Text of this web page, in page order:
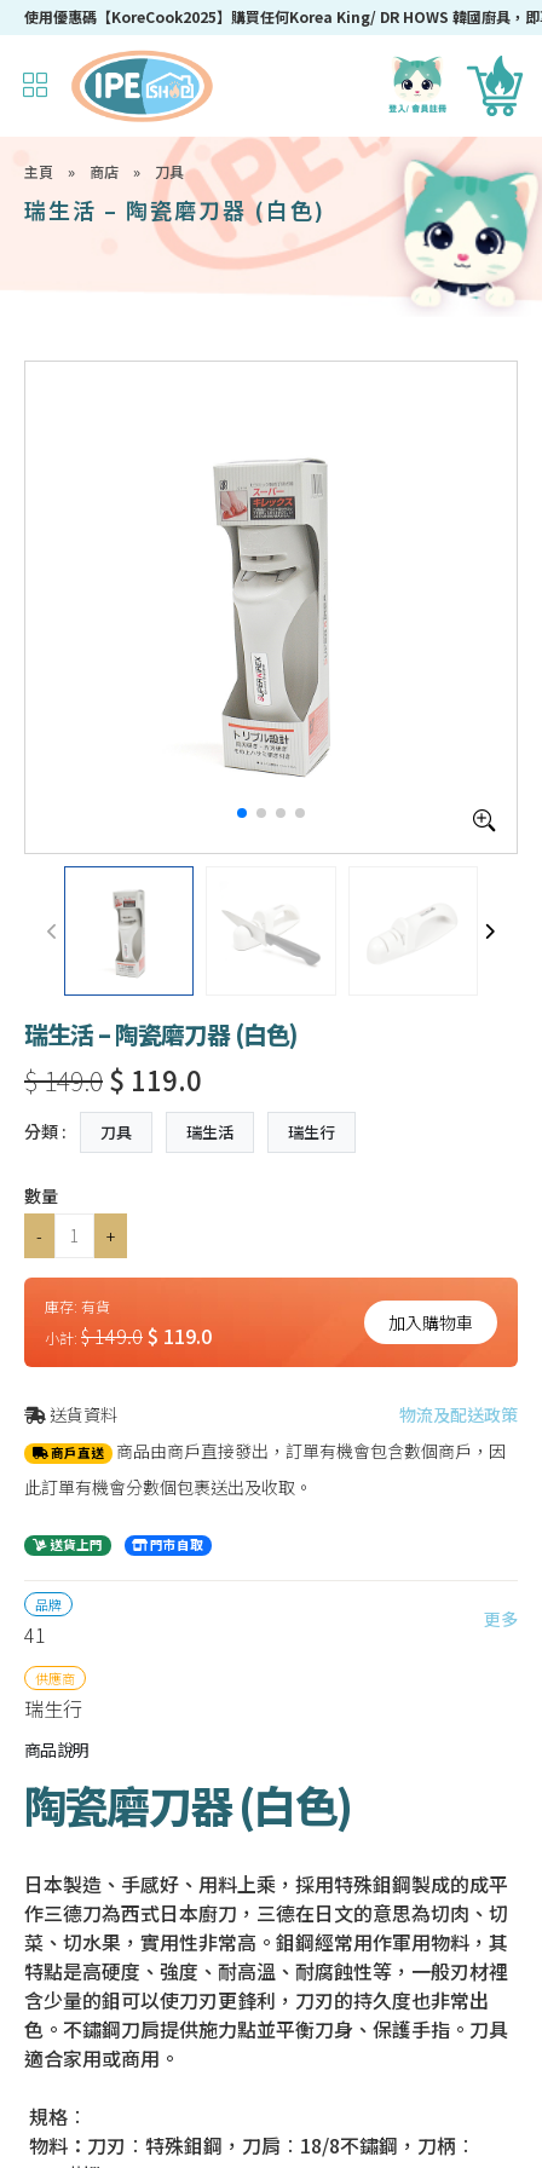
使用優惠碼【KoreCook2025】購買任何Korea King/ DR HOWS 韓國廚具，
主頁 » 商店 » 刀具
瑞生活 – 陶瓷磨刀器 (白色)
瑞生活 – 陶瓷磨刀器 (白色)
$ 149.0$ 119.0
分類 : 刀具 瑞生活 瑞生行
數量
-
+
庫存: 有貨
小計: $ 149.0$ 119.0 加入購物車
送貨資料 物流及配送政策
商戶直送 商品由商戶直接發出，訂單有機會包含數個商戶，因
此訂單有機會分數個包裹送出及收取。
送貨上門 門市自取
品牌
41
更多
供應商
瑞生行
商品說明
陶瓷磨刀器 (白色)
日本製造、手感好、用料上乘，採用特殊鉬鋼製成的成平
作三德刀為西式日本廚刀，三德在日文的意思為切肉、切
菜、切水果，實用性非常高。鉬鋼經常用作軍用物料，其
特點是高硬度、強度、耐高溫、耐腐蝕性等，一般刃材裡
含少量的鉬可以使刀刃更鋒利，刀刃的持久度也非常出
色。不鏽鋼刀肩提供施力點並平衡刀身、保護手指。刀具
適合家用或商用。
規格︰
物料：刀刃︰特殊鉬鋼，刀肩︰18/8不鏽鋼，刀柄︰